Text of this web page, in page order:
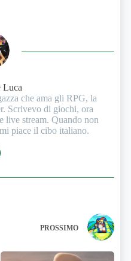
Luca
che ama gli RPG, la
Scrivevo di giochi, ora
live stream. Quando non
piace il cibo italiano.
PROSSIMO